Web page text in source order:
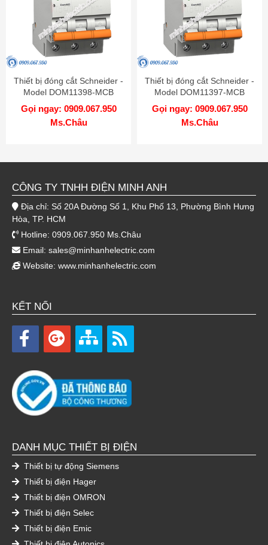
Thiết bị đóng cắt Schneider -
Model DOM11398-MCB
Gọi ngay: 0909.067.950
Ms.Châu
Thiết bị đóng cắt Schneider -
Model DOM11397-MCB
Gọi ngay: 0909.067.950
Ms.Châu
CÔNG TY TNHH ĐIỆN MINH ANH
Địa chỉ: Số 20A Đường Số 1, Khu Phố 13, Phường Bình Hưng
Hòa, TP. HCM
Hotline: 0909.067.950 Ms.Châu
Email: sales@minhanhelectric.com
Website: www.minhanhelectric.com
KẾT NỐI
DANH MỤC THIẾT BỊ ĐIỆN
Thiết bị tự động Siemens
Thiết bị điện Hager
Thiết bị điện OMRON
Thiết bị điện Selec
Thiết bị điện Emic